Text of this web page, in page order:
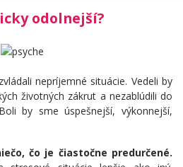
odolnejší?
nepríjemné situácie. Vedeli by
životných zákrut a nezablúdili do
by sme úspešnejší, výkonnejší,
čo je čiastočne predurčené.